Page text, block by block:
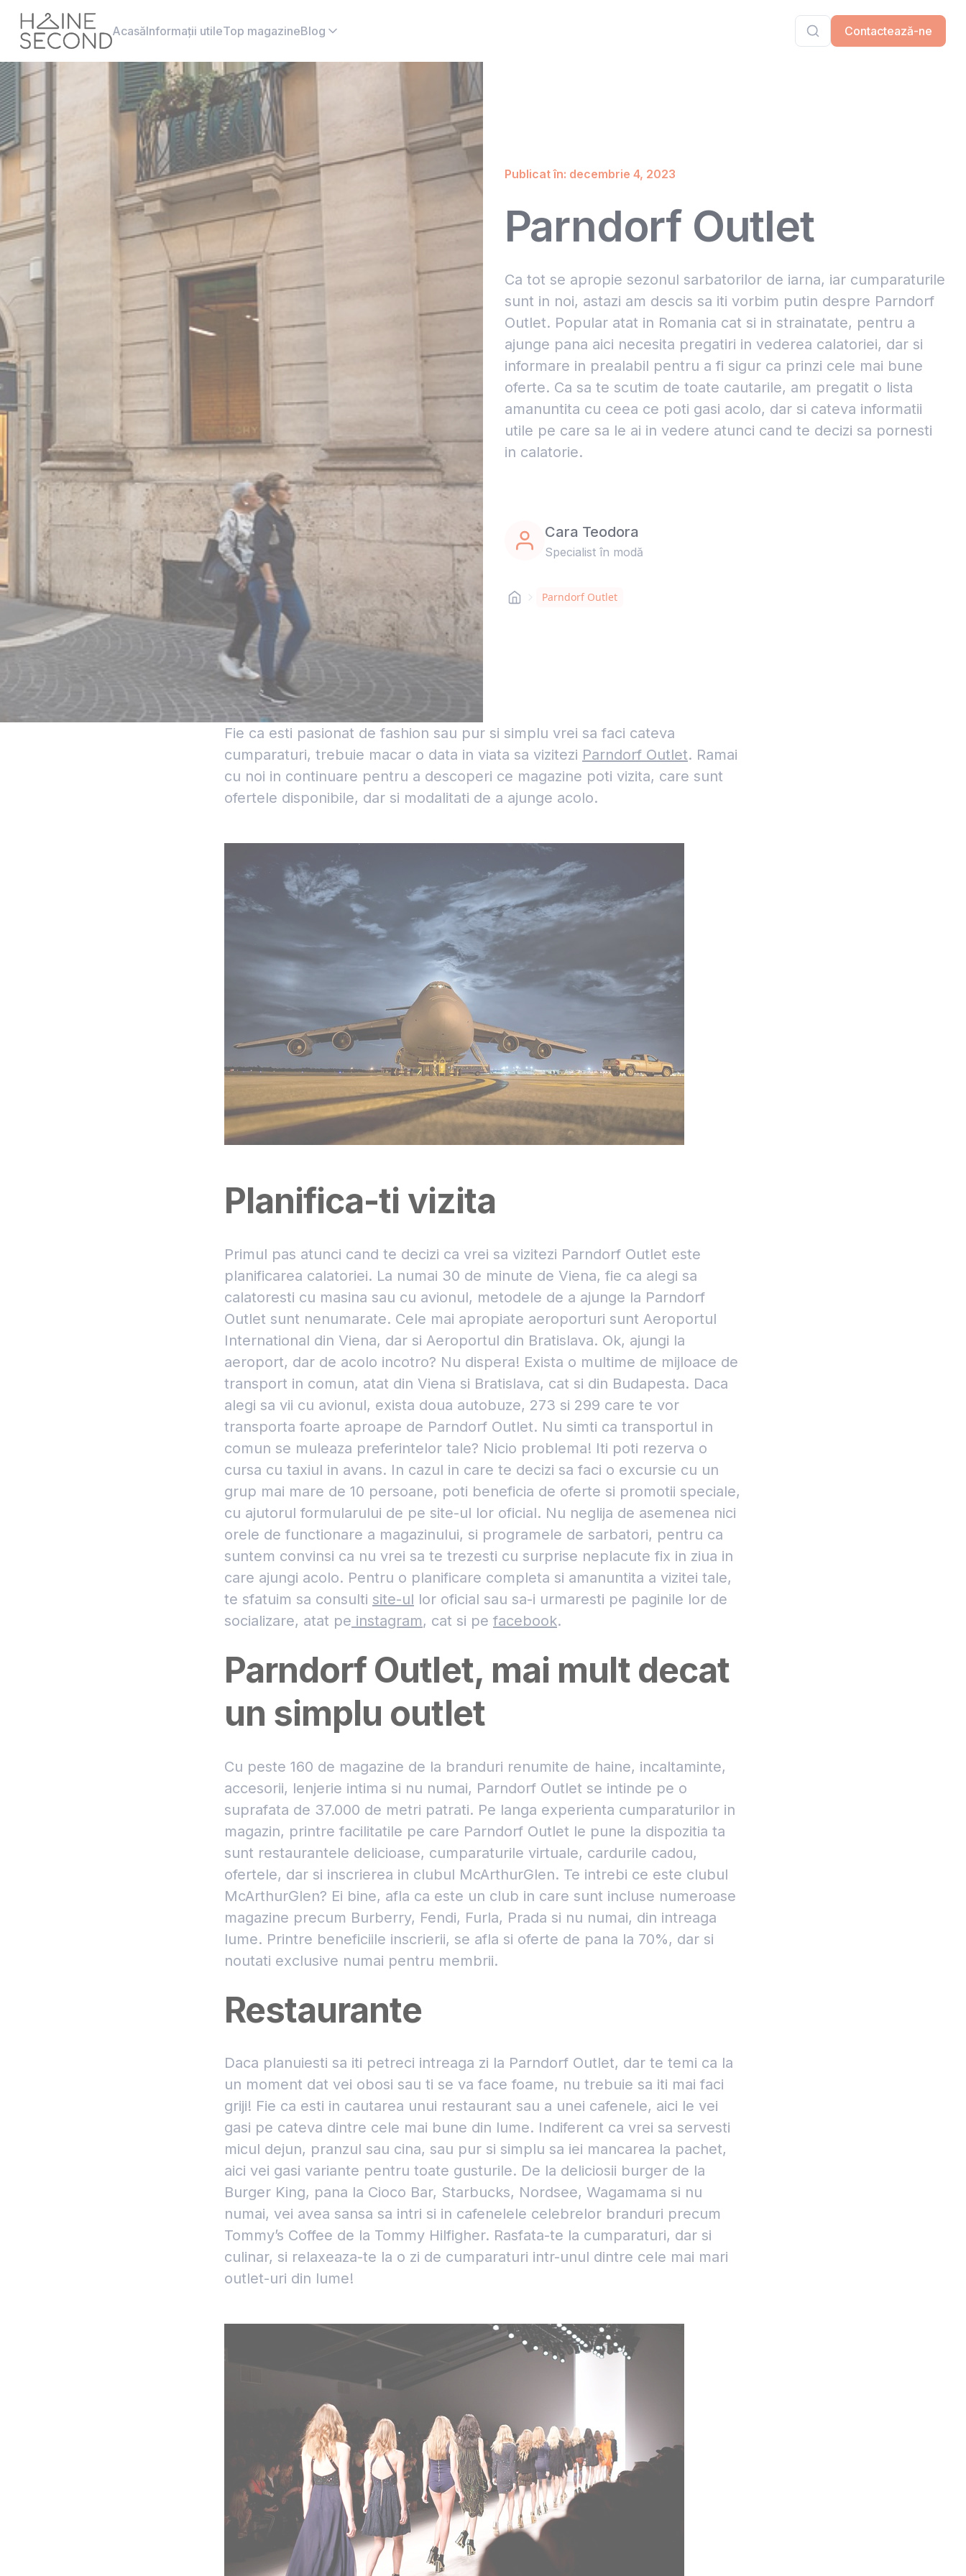
AcasăInformații utileTop magazineBlog Contactează-ne
Publicat în: decembrie 4, 2023
Parndorf Outlet
Ca tot se apropie sezonul sarbatorilor de iarna, iar cumparaturile
sunt in noi, astazi am descis sa iti vorbim putin despre Parndorf
Outlet. Popular atat in Romania cat si in strainatate, pentru a
ajunge pana aici necesita pregatiri in vederea calatoriei, dar si
informare in prealabil pentru a fi sigur ca prinzi cele mai bune
oferte. Ca sa te scutim de toate cautarile, am pregatit o lista
amanuntita cu ceea ce poti gasi acolo, dar si cateva informatii
utile pe care sa le ai in vedere atunci cand te decizi sa pornesti
in calatorie.
Cara Teodora
Specialist în modă
Parndorf Outlet
Fie ca esti pasionat de fashion sau pur si simplu vrei sa faci cateva
cumparaturi, trebuie macar o data in viata sa vizitezi Parndorf Outlet. Ramai
cu noi in continuare pentru a descoperi ce magazine poti vizita, care sunt
ofertele disponibile, dar si modalitati de a ajunge acolo.
Planifica-ti vizita
Primul pas atunci cand te decizi ca vrei sa vizitezi Parndorf Outlet este
planificarea calatoriei. La numai 30 de minute de Viena, fie ca alegi sa
calatoresti cu masina sau cu avionul, metodele de a ajunge la Parndorf
Outlet sunt nenumarate. Cele mai apropiate aeroporturi sunt Aeroportul
International din Viena, dar si Aeroportul din Bratislava. Ok, ajungi la
aeroport, dar de acolo incotro? Nu dispera! Exista o multime de mijloace de
transport in comun, atat din Viena si Bratislava, cat si din Budapesta. Daca
alegi sa vii cu avionul, exista doua autobuze, 273 si 299 care te vor
transporta foarte aproape de Parndorf Outlet. Nu simti ca transportul in
comun se muleaza preferintelor tale? Nicio problema! Iti poti rezerva o
cursa cu taxiul in avans. In cazul in care te decizi sa faci o excursie cu un
grup mai mare de 10 persoane, poti beneficia de oferte si promotii speciale,
cu ajutorul formularului de pe site-ul lor oficial. Nu neglija de asemenea nici
orele de functionare a magazinului, si programele de sarbatori, pentru ca
suntem convinsi ca nu vrei sa te trezesti cu surprise neplacute fix in ziua in
care ajungi acolo. Pentru o planificare completa si amanuntita a vizitei tale,
te sfatuim sa consulti site-ul lor oficial sau sa-i urmaresti pe paginile lor de
socializare, atat pe instagram, cat si pe facebook.
Parndorf Outlet, mai mult decat
un simplu outlet
Cu peste 160 de magazine de la branduri renumite de haine, incaltaminte,
accesorii, lenjerie intima si nu numai, Parndorf Outlet se intinde pe o
suprafata de 37.000 de metri patrati. Pe langa experienta cumparaturilor in
magazin, printre facilitatile pe care Parndorf Outlet le pune la dispozitia ta
sunt restaurantele delicioase, cumparaturile virtuale, cardurile cadou,
ofertele, dar si inscrierea in clubul McArthurGlen. Te intrebi ce este clubul
McArthurGlen? Ei bine, afla ca este un club in care sunt incluse numeroase
magazine precum Burberry, Fendi, Furla, Prada si nu numai, din intreaga
lume. Printre beneficiile inscrierii, se afla si oferte de pana la 70%, dar si
noutati exclusive numai pentru membrii.
Restaurante
Daca planuiesti sa iti petreci intreaga zi la Parndorf Outlet, dar te temi ca la
un moment dat vei obosi sau ti se va face foame, nu trebuie sa iti mai faci
griji! Fie ca esti in cautarea unui restaurant sau a unei cafenele, aici le vei
gasi pe cateva dintre cele mai bune din lume. Indiferent ca vrei sa servesti
micul dejun, pranzul sau cina, sau pur si simplu sa iei mancarea la pachet,
aici vei gasi variante pentru toate gusturile. De la deliciosii burger de la
Burger King, pana la Cioco Bar, Starbucks, Nordsee, Wagamama si nu
numai, vei avea sansa sa intri si in cafenelele celebrelor branduri precum
Tommy’s Coffee de la Tommy Hilfigher. Rasfata-te la cumparaturi, dar si
culinar, si relaxeaza-te la o zi de cumparaturi intr-unul dintre cele mai mari
outlet-uri din lume!